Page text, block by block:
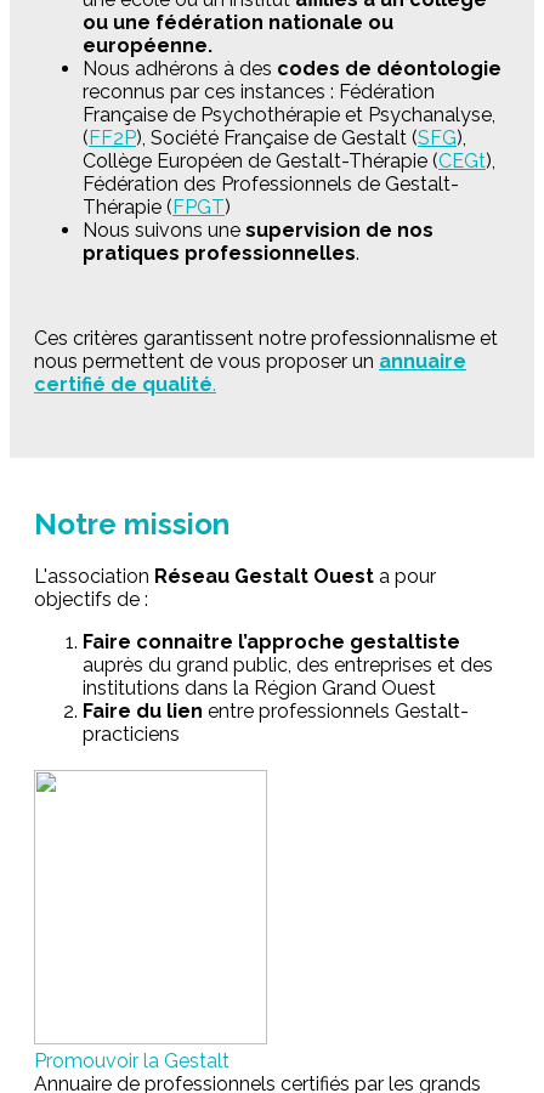
ou une fédération nationale ou
européenne.
Nous adhérons à des codes de déontologie
reconnus par ces instances : Fédération
Française de Psychothérapie et Psychanalyse,
(FF2P), Société Française de Gestalt (SFG),
Collège Européen de Gestalt-Thérapie (CEGt),
Fédération des Professionnels de Gestalt-
Thérapie (FPGT)
Nous suivons une supervision de nos
pratiques professionnelles.
Ces critères garantissent notre professionnalisme et
nous permettent de vous proposer un annuaire
certifié de qualité.
Notre mission
L'association Réseau Gestalt Ouest a pour
objectifs de :
Faire connaitre l’approche gestaltiste
auprès du grand public, des entreprises et des
institutions dans la Région Grand Ouest
Faire du lien entre professionnels Gestalt-
practiciens
Promouvoir la Gestalt
Annuaire de professionnels certifiés par les grands